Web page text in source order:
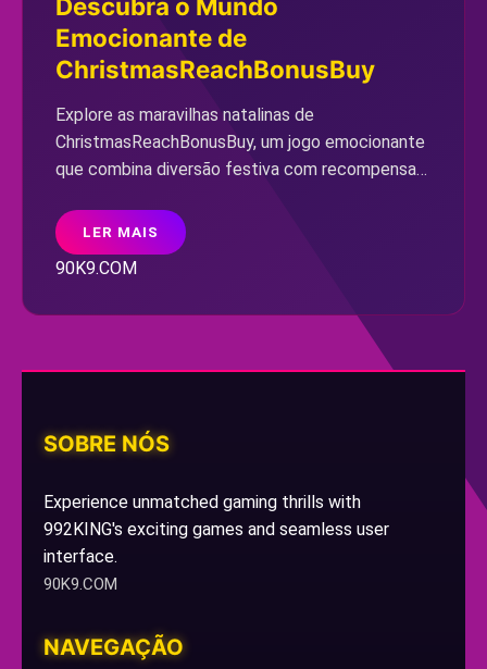
Descubra o Mundo
Emocionante de
ChristmasReachBonusBuy
Explore as maravilhas natalinas de
ChristmasReachBonusBuy, um jogo emocionante
que combina diversão festiva com recompensas
LER MAIS
90K9.COM
SOBRE NÓS
Experience unmatched gaming thrills with
992KING's exciting games and seamless user
interface.
90K9.COM
NAVEGAÇÃO